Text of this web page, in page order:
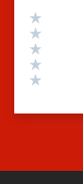
Valutazione